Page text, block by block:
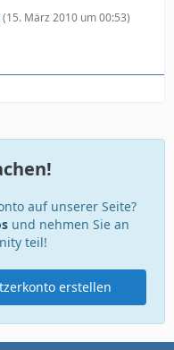
(15. März 2010 um 00:53)
auf unserer Seite?
und nehmen Sie an
teil!
erstellen